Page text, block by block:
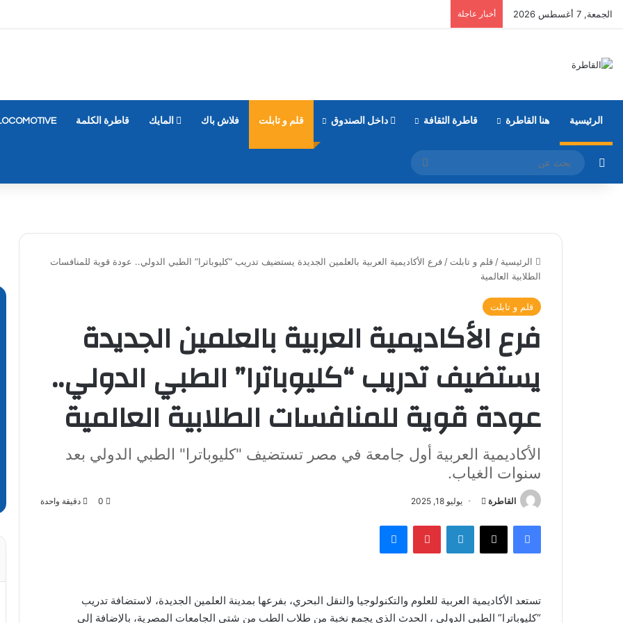
الجمعة, 7 أغسطس 2026 أخبار عاجلة
الرئيسية هنا القاطرة قاطرة الثقافة داخل الصندوق قلم و تابلت فلاش باك المايك قاطرة الكلمة
مقال عشوائي
بحث
عن
الرئيسية / قلم و تابلت / فرع الأكاديمية العربية بالعلمين الجديدة يستضيف تدريب “كليوباترا” الطبي الدولي.. عودة قوية للمنافسات
الطلابية العالمية
قلم و تابلت
فرع الأكاديمية العربية بالعلمين الجديدة
يستضيف تدريب “كليوباترا” الطبي الدولي..
عودة قوية للمنافسات الطلابية العالمية
الأكاديمية العربية أول جامعة في مصر تستضيف "كليوباترا" الطبي الدولي بعد
سنوات الغياب.
القاطرة
أرسل
إلكترونيا
يوليو 18, 2025 0 دقيقة واحدة
فيسبوك ‫X لينكدإن بينتيريستماسنجر
تستعد الأكاديمية العربية للعلوم والتكنولوجيا والنقل البحري، بفرعها بمدينة العلمين الجديدة، لاستضافة تدريب
“كليوباترا” الطبي الدولي ، الحدث الذي يجمع نخبة من طلاب الطب من شتى الجامعات المصرية، بالإضافة إلى